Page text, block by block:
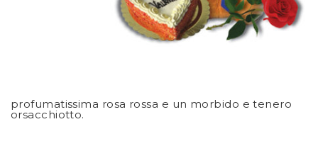
profumatissima rosa rossa e un morbido e tenero
orsacchiotto.